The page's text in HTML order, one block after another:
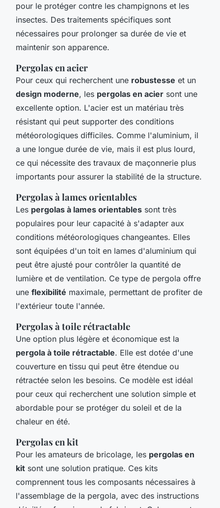
pour le protéger contre les champignons et les
insectes. Des traitements spécifiques sont
nécessaires pour prolonger sa durée de vie et
maintenir son apparence.
Pergolas en acier
Pour ceux qui recherchent une robustesse et un
design moderne, les pergolas en acier sont une
excellente option. L'acier est un matériau très
résistant qui peut supporter des conditions
météorologiques difficiles. Comme l'aluminium, il
a une longue durée de vie, mais il est plus lourd,
ce qui nécessite des travaux de maçonnerie plus
importants pour assurer la stabilité de la structure.
Pergolas à lames orientables
Les pergolas à lames orientables sont très
populaires pour leur capacité à s'adapter aux
conditions météorologiques changeantes. Elles
sont équipées d'un toit en lames d'aluminium qui
peut être ajusté pour contrôler la quantité de
lumière et de ventilation. Ce type de pergola offre
une flexibilité maximale, permettant de profiter de
l'extérieur toute l'année.
Pergolas à toile rétractable
Une option plus légère et économique est la
pergola à toile rétractable. Elle est dotée d'une
couverture en tissu qui peut être étendue ou
rétractée selon les besoins. Ce modèle est idéal
pour ceux qui recherchent une solution simple et
abordable pour se protéger du soleil et de la
chaleur en été.
Pergolas en kit
Pour les amateurs de bricolage, les pergolas en
kit sont une solution pratique. Ces kits
comprennent tous les composants nécessaires à
l'assemblage de la pergola, avec des instructions